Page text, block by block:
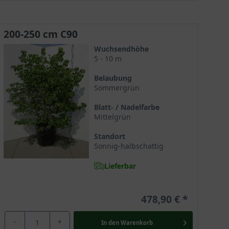
Pfahlwurzel und viele Feinwurzeln streben
gut vertragen, hier reagiert der Hartriegel
zu pflanzen. Er gilt als wärmeliebend und
200-250 cm C90
Wuchsendhöhe
5 - 10 m
Belaubung
Sommergrün
Blatt- / Nadelfarbe
Mittelgrün
Standort
Sonnig-halbschattig
Lieferbar
478,90 €
- + In den Warenkorb